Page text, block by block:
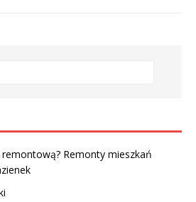
Remonty mieszkań